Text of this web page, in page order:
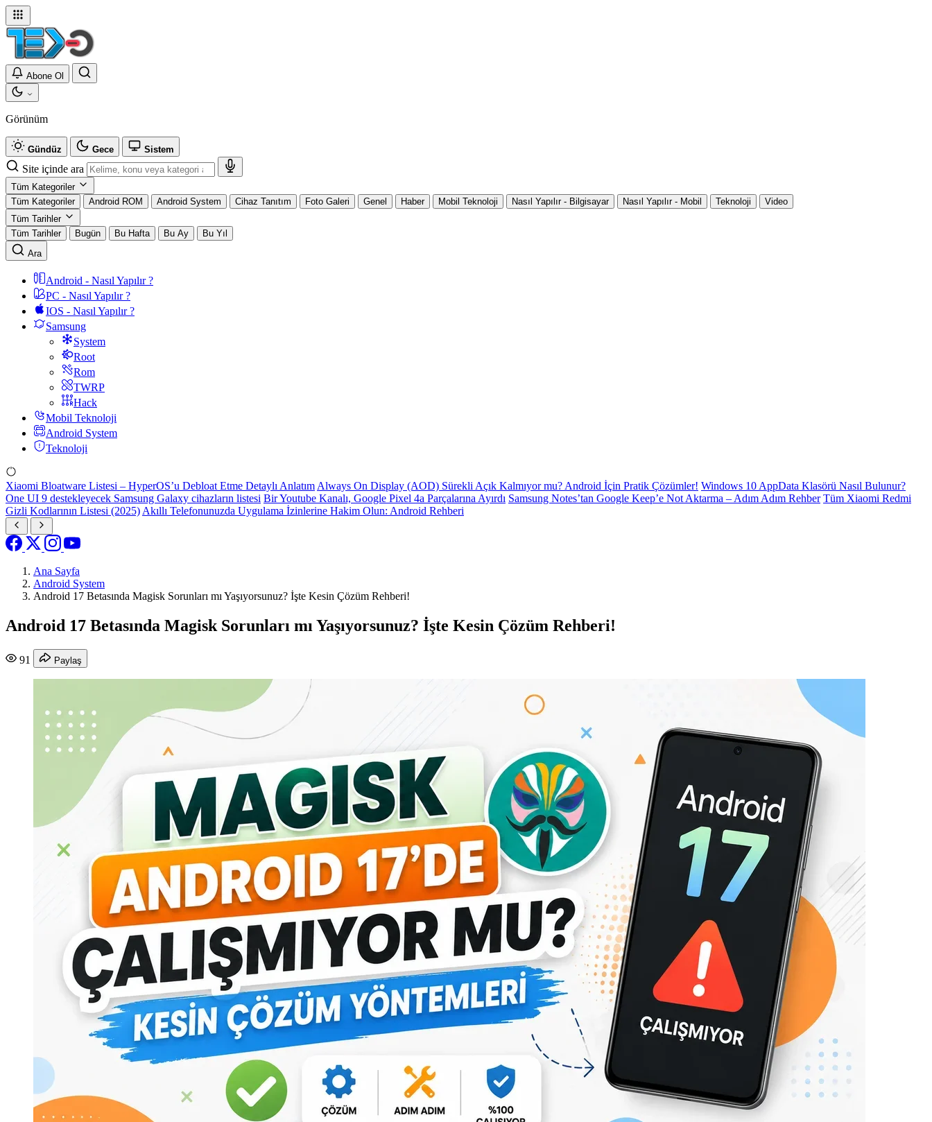
Abone Ol
Görünüm
Gündüz Gece Sistem
Site içinde ara
Tüm Kategoriler
Tüm Kategoriler
Android ROM Android System Cihaz Tanıtım Foto Galeri Genel Haber Mobil Teknoloji Nasıl Yapılır - Bilgisayar Nasıl Yapılır - Mobil Teknoloji
Video
Tüm Tarihler
Tüm Tarihler
Bugün Bu Hafta Bu Ay
Bu Yıl
Ara
Android - Nasıl Yapılır ?
PC - Nasıl Yapılır ?
IOS - Nasıl Yapılır ?
Samsung
System
Root
Rom
TWRP
Hack
Mobil Teknoloji
Android System
Teknoloji
Xiaomi Bloatware Listesi – HyperOS’u Debloat Etme Detaylı Anlatım Always On Display (AOD) Sürekli Açık Kalmıyor mu? Android İçin Pratik Çözümler! Windows 10 AppData Klasörü Nasıl Bulunur?
One UI 9 destekleyecek Samsung Galaxy cihazların listesi Bir Youtube Kanalı, Google Pixel 4a Parçalarına Ayırdı Samsung Notes’tan Google Keep’e Not Aktarma – Adım Adım Rehber Tüm Xiaomi Redmi
Gizli Kodlarının Listesi (2025) Akıllı Telefonunuzda Uygulama İzinlerine Hakim Olun: Android Rehberi
Ana Sayfa
Android System
Android 17 Betasında Magisk Sorunları mı Yaşıyorsunuz? İşte Kesin Çözüm Rehberi!
Android 17 Betasında Magisk Sorunları mı Yaşıyorsunuz? İşte Kesin Çözüm Rehberi!
91 Paylaş